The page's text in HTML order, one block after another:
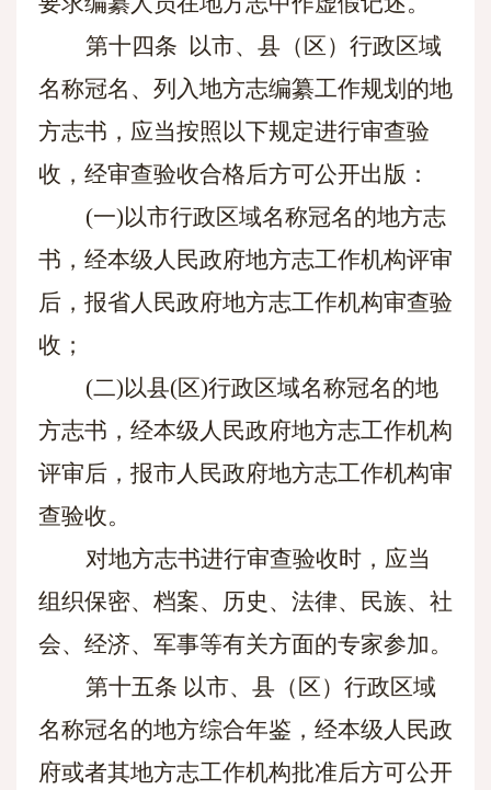
第十四条 以市、县（区）行政区域
名称冠名、列入地方志编纂工作规划的地
方志书，应当按照以下规定进行审查验
收，经审查验收合格后方可公开出版：
(一)以市行政区域名称冠名的地方志
书，经本级人民政府地方志工作机构评审
后，报省人民政府地方志工作机构审查验
收；
(二)以县(区)行政区域名称冠名的地
方志书，经本级人民政府地方志工作机构
评审后，报市人民政府地方志工作机构审
查验收。
对地方志书进行审查验收时，应当
组织保密、档案、历史、法律、民族、社
会、经济、军事等有关方面的专家参加。
第十五条 以市、县（区）行政区域
名称冠名的地方综合年鉴，经本级人民政
府或者其地方志工作机构批准后方可公开